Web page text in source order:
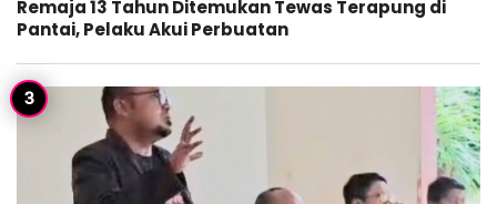
Remaja 13 Tahun Ditemukan Tewas Terapung di
Pantai, Pelaku Akui Perbuatan